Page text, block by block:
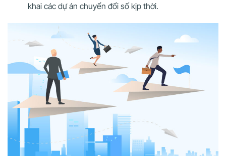
khai các dự án chuyển đổi số kịp thời.